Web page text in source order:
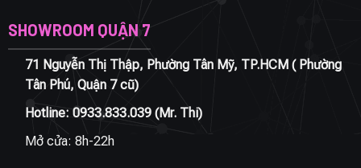
SHOWROOM QUẬN 7
71 Nguyễn Thị Thập, Phường Tân Mỹ, TP.HCM ( Phường
Tân Phú, Quận 7 cũ)
Hotline: 0933.833.039(Mr. Thi)
Mở cửa: 8h-22h